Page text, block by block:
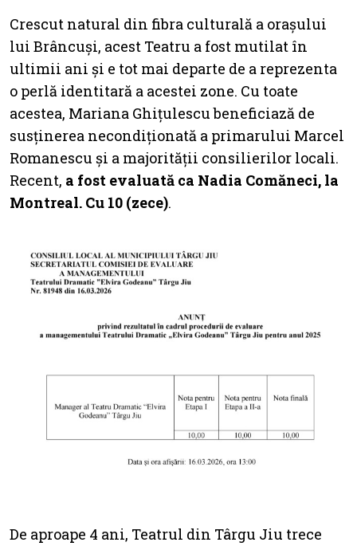
Crescut natural din fibra culturală a orașului
lui Brâncuși, acest Teatru a fost mutilat în
ultimii ani și e tot mai departe de a reprezenta
o perlă identitară a acestei zone. Cu toate
acestea, Mariana Ghițulescu beneficiază de
susținerea necondiționată a primarului Marcel
Romanescu și a majorității consilierilor locali.
Recent, a fost evaluată ca Nadia Comăneci, la
Montreal. Cu 10 (zece).
De aproape 4 ani, Teatrul din Târgu Jiu trece